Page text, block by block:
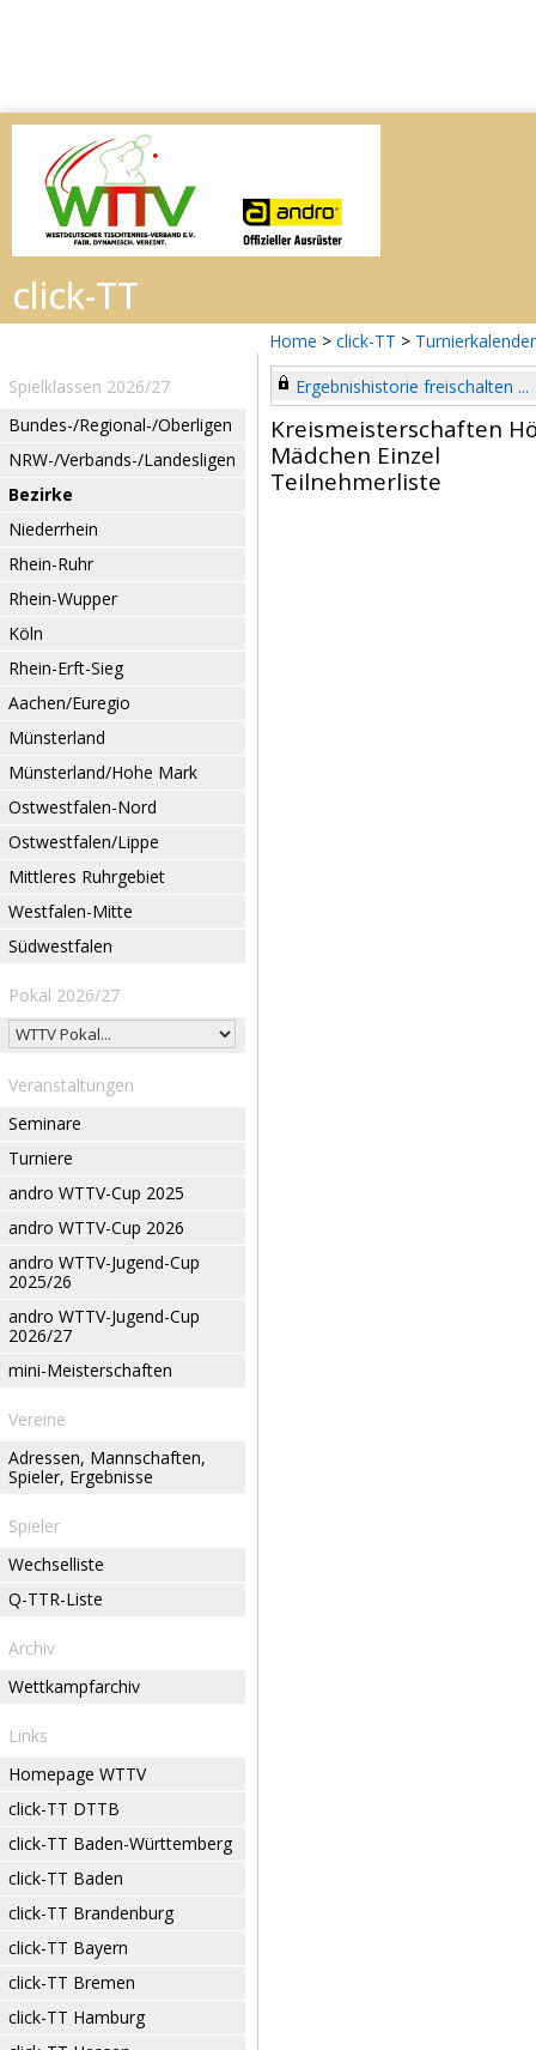
Home > click-TT > Turnierkalender
Spielklassen 2026/27
Bundes-/Regional-/Oberligen
NRW-/Verbands-/Landesligen
Bezirke
Niederrhein
Rhein-Ruhr
Rhein-Wupper
Köln
Rhein-Erft-Sieg
Aachen/Euregio
Münsterland
Münsterland/Hohe Mark
Ostwestfalen-Nord
Ostwestfalen/Lippe
Mittleres Ruhrgebiet
Westfalen-Mitte
Südwestfalen
Pokal 2026/27
Veranstaltungen
Seminare
Turniere
andro WTTV-Cup 2025
andro WTTV-Cup 2026
andro WTTV-Jugend-Cup
2025/26
andro WTTV-Jugend-Cup
2026/27
mini-Meisterschaften
Vereine
Adressen, Mannschaften,
Spieler, Ergebnisse
Spieler
Wechselliste
Q-TTR-Liste
Archiv
Wettkampfarchiv
Links
Homepage WTTV
click-TT DTTB
click-TT Baden-Württemberg
click-TT Baden
click-TT Brandenburg
click-TT Bayern
click-TT Bremen
click-TT Hamburg
Ergebnishistorie freischalten ...
Kreismeisterschaften
Mädchen Einzel
Teilnehmerliste